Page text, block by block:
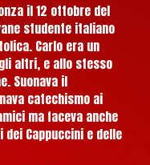
il 12 ottobre del
studente italiano
Carlo era un
altri, e allo stesso
Suonava il
catechismo ai
ma faceva anche
Cappuccini e delle